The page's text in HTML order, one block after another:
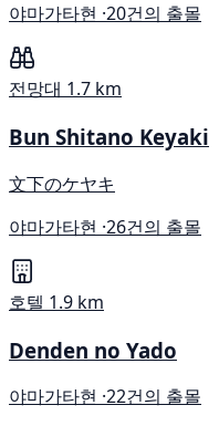
야마가타현 ·20건의 출몰
전망대 1.7 km
Bun Shitano Keyaki
文下のケヤキ
야마가타현 ·26건의 출몰
호텔 1.9 km
Denden no Yado
야마가타현 ·22건의 출몰